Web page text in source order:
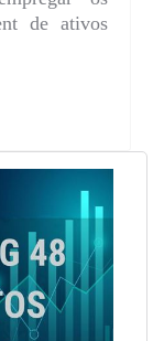
de ativos